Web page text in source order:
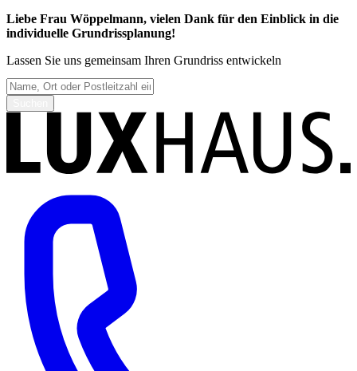
Liebe Frau Wöppelmann, vielen Dank für den Einblick in die
individuelle Grundrissplanung!
Lassen Sie uns gemeinsam Ihren Grundriss entwickeln